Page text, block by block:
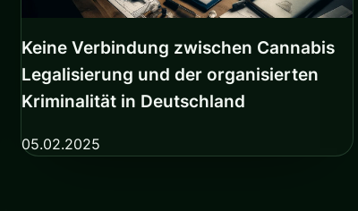
Keine Verbindung zwischen Cannabis
Legalisierung und der organisierten
Kriminalität in Deutschland
05.02.2025